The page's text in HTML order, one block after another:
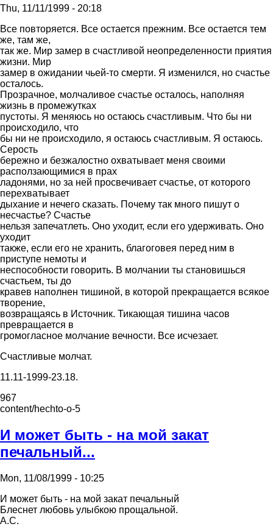
Thu, 11/11/1999 - 20:18
Все повторяется. Все остается прежним. Все остается тем
же, там же,
так же. Мир замер в счастливой неопределенности приятия
жизни. Мир
замер в ожидании чьей-то смерти. Я изменился, но счастье
осталось.
Прозрачное, молчаливое счастье осталось, наполняя
жизнь в промежутках
пустоты. Я меняюсь но остаюсь счастливым. Что бы ни
происходило, что
бы ни не происходило, я остаюсь счастливым. Я остаюсь.
Серость
бережно и безжалостно охватывает меня своими
расползающимися в прах
ладонями, но за ней просвечивает счастье, от которого
перехватывает
дыхание и нечего сказать. Почему так много пишут о
несчастье? Счастье
нельзя запечатлеть. Оно уходит, если его удерживать. Оно
уходит
также, если его не хранить, благоговея перед ним в
приступе немоты и
неспособности говорить. В молчании ты становишься
счастьем, ты до
кравев наполнен тишиной, в которой прекращается всякое
творение,
возвращаясь в Источник. Тикающая тишина часов
превращается в
громогласное молчание вечности. Все исчезает.
Счастливые молчат.
11.11-1999-23.18.
967
content/hechto-o-5
И может быть - на мой закат
печальный...
Mon, 11/08/1999 - 10:25
И может быть - на мой закат печальный
Блеснет любовь yлыбкою пpощальной.
А.C.